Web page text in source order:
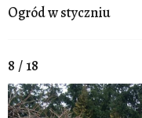
Ogród w styczniu
8 / 18